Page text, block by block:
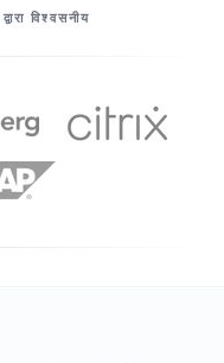
विश्वसनीय